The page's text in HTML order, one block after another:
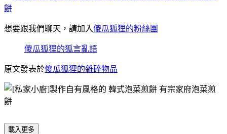
想要跟我們聊天，請加入傻瓜狐狸的粉絲團
傻瓜狐狸的狐言亂語
原文發表於傻瓜狐狸的雜碎物品
載入更多